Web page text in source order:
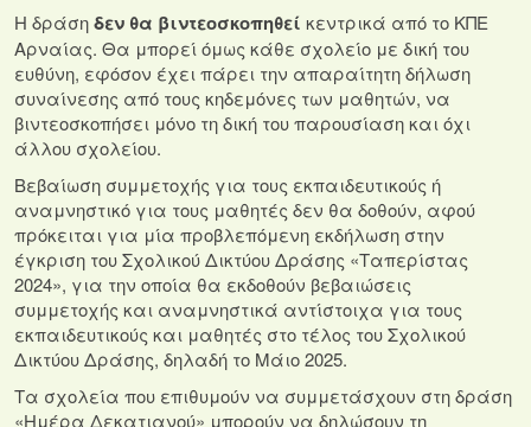
Η δράσηδεν θα βιντεοσκοπηθεί κεντρικά από το ΚΠΕ
Αρναίας. Θα μπορεί όμως κάθε σχολείο με δική του
ευθύνη, εφόσον έχει πάρει την απαραίτητη δήλωση
συναίνεσης από τους κηδεμόνες των μαθητών, να
βιντεοσκοπήσει μόνο τη δική του παρουσίαση και όχι
άλλου σχολείου.
Βεβαίωση συμμετοχής για τους εκπαιδευτικούς ή
αναμνηστικό για τους μαθητές δεν θα δοθούν, αφού
πρόκειται για μία προβλεπόμενη εκδήλωση στην
έγκριση του Σχολικού Δικτύου Δράσης «Ταπερίστας
2024», για την οποία θα εκδοθούν βεβαιώσεις
συμμετοχής και αναμνηστικά αντίστοιχα για τους
εκπαιδευτικούς και μαθητές στο τέλος του Σχολικού
Δικτύου Δράσης, δηλαδή το Μάιο 2025.
Τα σχολεία που επιθυμούν να συμμετάσχουν στη δράση
«Ημέρα Δεκατιανού» μπορούν να δηλώσουν τη